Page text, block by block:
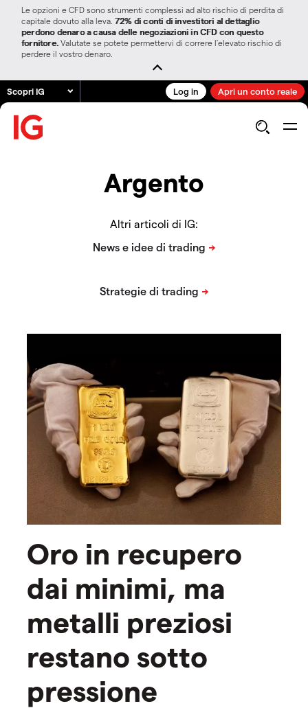
Le opzioni e CFD sono strumenti complessi ad alto rischio di perdita di
capitale dovuto alla leva. 72% di conti di investitori al dettaglio
perdono denaro a causa delle negoziazioni in CFD con questo
fornitore. Valutate se potete permettervi di correre l’elevato rischio di
perdere il vostro denaro.
Scopri IG Log in Apri un conto reale
Argento
Altri articoli di IG:
Oro in recupero
dai minimi, ma
metalli preziosi
restano sotto
pressione